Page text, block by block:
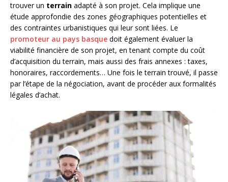
trouver un terrain adapté à son projet. Cela implique une
étude approfondie des zones géographiques potentielles et
des contraintes urbanistiques qui leur sont liées. Le
promoteur au pays basque doit également évaluer la
viabilité financière de son projet, en tenant compte du coût
d’acquisition du terrain, mais aussi des frais annexes : taxes,
honoraires, raccordements… Une fois le terrain trouvé, il passe
par l’étape de la négociation, avant de procéder aux formalités
légales d’achat.